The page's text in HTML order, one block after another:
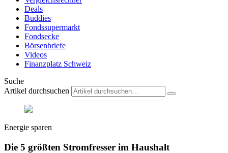
Deals
Buddies
Fondssupermarkt
Fondsecke
Börsenbriefe
Videos
Finanzplatz Schweiz
Suche
Artikel durchsuchen
Energie sparen
Die 5 größten Stromfresser im Haushalt